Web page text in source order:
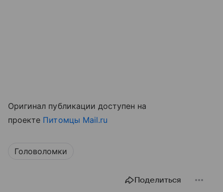
Оригинал публикации доступен на
проекте Питомцы Mail.ru
Головоломки
Поделиться